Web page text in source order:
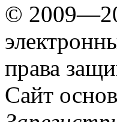
©
права
Сайт